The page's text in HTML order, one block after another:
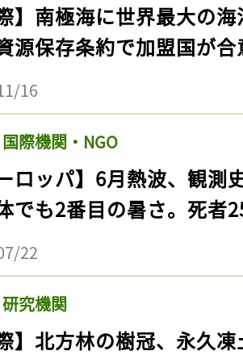
際】南極海に世界最大の
源保存条約で加盟国が合
16
際機関・NGO
ーロッパ】6月熱波、観
でも2番目の暑さ。死者
22
究機関
際】北方林の樹冠、永久